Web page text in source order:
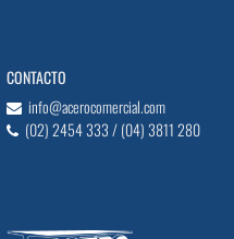
CONTACTO
info@acerocomercial.com
(02) 2454 333 / (04) 3811 280